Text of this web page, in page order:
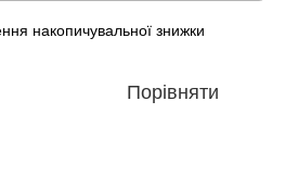
накопичувальної знижки
Порівняти